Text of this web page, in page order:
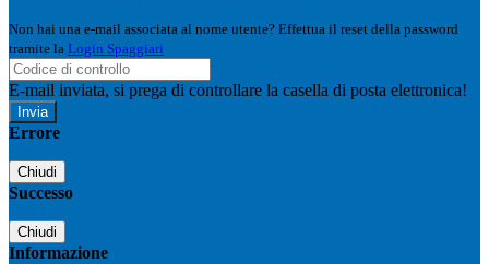
Non hai una e-mail associata al nome utente? Effettua il reset della password
tramite la Login Spaggiari
E-mail inviata, si prega di controllare la casella di posta elettronica!
Errore
Chiudi
Successo
Chiudi
Informazione